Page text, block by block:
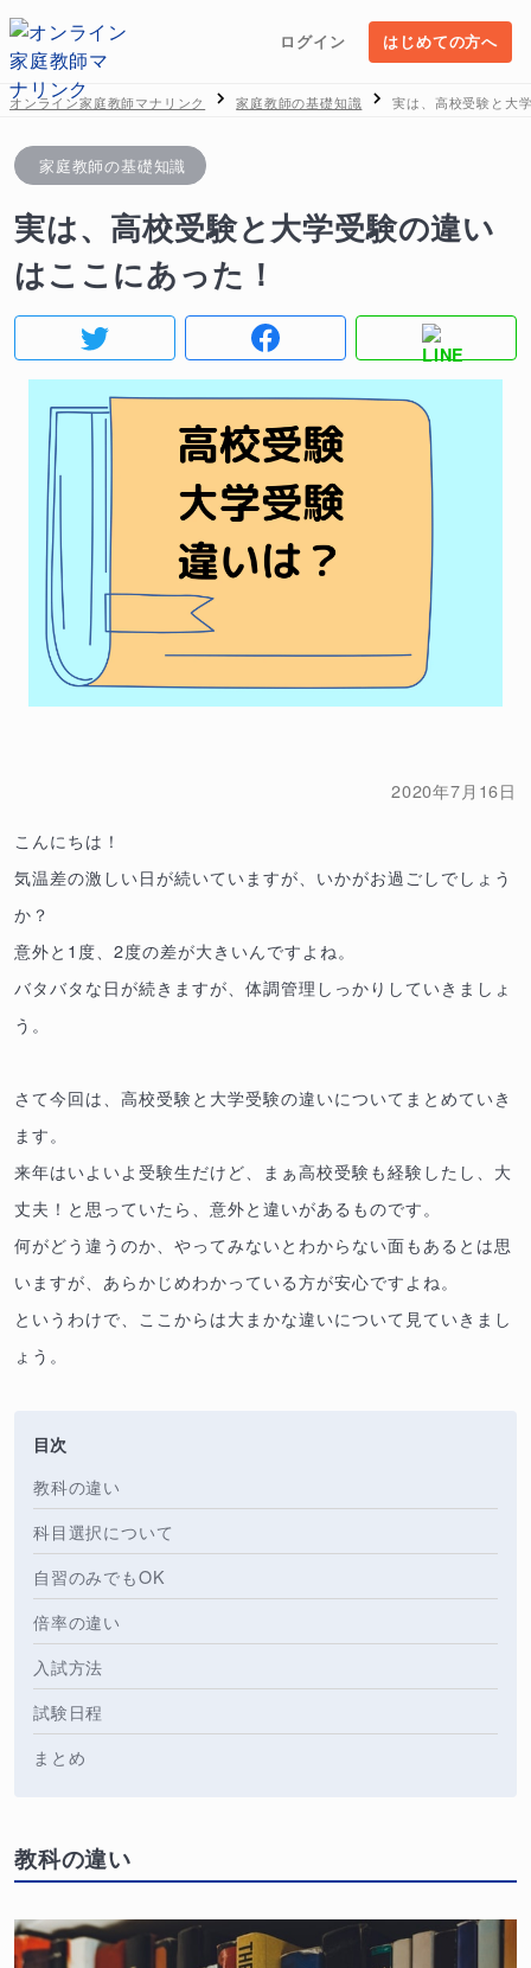
ログイン はじめての方へ
オンライン家庭教師マナリンク 家庭教師の基礎知識 実は、高校受験と大
家庭教師の基礎知識
実は、高校受験と大学受験の違い
はここにあった！
2020年7月16日
こんにちは！
気温差の激しい日が続いていますが、いかがお過ごしでしょう
か？
意外と1度、2度の差が大きいんですよね。
バタバタな日が続きますが、体調管理しっかりしていきましょ
う。
さて今回は、高校受験と大学受験の違いについてまとめていき
ます。
来年はいよいよ受験生だけど、まぁ高校受験も経験したし、大
丈夫！と思っていたら、意外と違いがあるものです。
何がどう違うのか、やってみないとわからない面もあるとは思
いますが、あらかじめわかっている方が安心ですよね。
というわけで、ここからは大まかな違いについて見ていきまし
ょう。
目次
教科の違い
科目選択について
自習のみでもOK
倍率の違い
入試方法
試験日程
まとめ
教科の違い